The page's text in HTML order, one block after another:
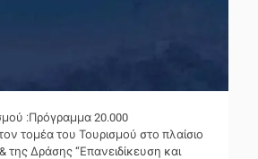
:Πρόγραμμα 20.000
τομέα του Τουρισμού στο πλαίσιο
της Δράσης “Επανειδίκευση και